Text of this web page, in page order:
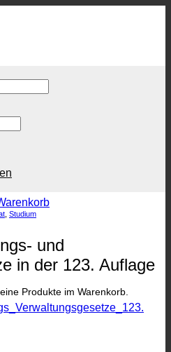
Produkte im Warenkorb.
Studium
und
in der 123. Auflage